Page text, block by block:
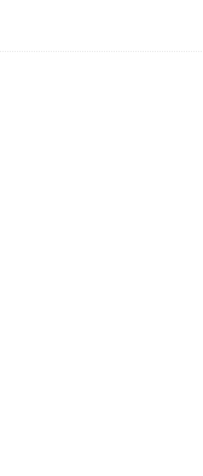
al entramado empresarial